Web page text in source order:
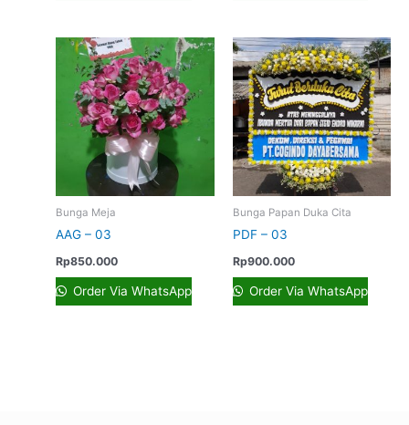
Bunga Meja
AAG – 03
Rp850.000
Order Via WhatsApp
Bunga Papan Duka Cita
PDF – 03
Rp900.000
Order Via WhatsApp